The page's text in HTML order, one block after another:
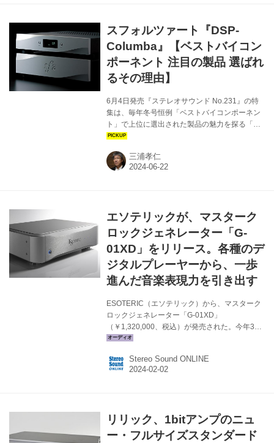
ひときわ目立つアナログメーターにより、
OCXO内部の安定動作状態を外部から常時確認
スフォルツァート『DSP-
Columba』【ベストバイコン
ポーネント 注目の製品 選ばれ
るその理由】
6月4日発売『ステレオサウンド No.231』の特
集は、毎年冬号恒例「ベストバイコンポーネン
ト」で上位に選出された製品の魅力を探る「ベ
ストセラーモデル 選ばれる理由」です。ステレ
次公開してまいります。今回は、スフォルツァ
ートのデジタルファイルプレーヤー 『DSP-
部 ● 対応ファイル形式：DFF、DSF、AIFF、
ALAC、FLAC、WAV他 ● 対応サンプリング周波
数：PCM・～768kHz...
三浦孝仁
エソテリックが、マスターク
ロックジェネレーター「G-
01XD」をリリース。各種のデ
ジタルプレーヤーから、一歩
進んだ音楽表現力を引き出す
ESOTERIC（エソテリック）から、マスターク
ロックジェネレーター「G-01XD」
（￥1,320,000、税込）が発売された。今年3月
の発売を予定している。 G-01XDは、デジタル
された 、独自のOCXO（Oven Controlled
Crystal Oscillator）クロック・モジュール
の接続が可能な様々なデジタルプレーヤーの音
楽再生能力を余すところなく引き出してくれ
Stereo Sound ONLINE
リリック、1bitアンプのニュ
ー・フルサイズスタンダード